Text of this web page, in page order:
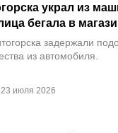
23 июля 2026
украл из
бегала в
задержали
из автомобиля.